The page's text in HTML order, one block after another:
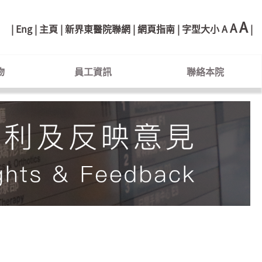
Eng 主頁 新界東醫院聯網 網頁指南 字型大小AAA
員工資訊 聯絡本院